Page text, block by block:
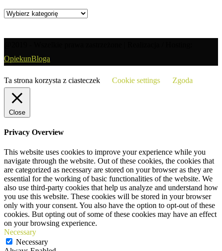
Wyszukaj
OpiekunBloga
Ta strona korzysta z ciasteczek Cookie settings Zgoda
Close
Privacy Overview
This website uses cookies to improve your experience while you
navigate through the website. Out of these cookies, the cookies that
are categorized as necessary are stored on your browser as they are
essential for the working of basic functionalities of the website. We
also use third-party cookies that help us analyze and understand how
you use this website. These cookies will be stored in your browser
only with your consent. You also have the option to opt-out of these
cookies. But opting out of some of these cookies may have an effect
on your browsing experience.
Necessary
Necessary